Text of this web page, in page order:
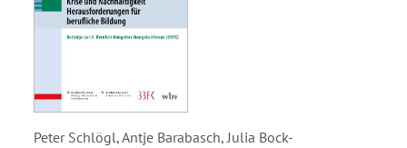
Peter Schlögl, Antje Barabasch, Julia Bock-